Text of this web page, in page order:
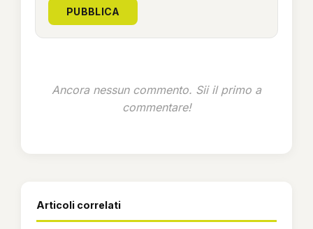
PUBBLICA
Ancora nessun commento. Sii il primo a
commentare!
Articoli correlati